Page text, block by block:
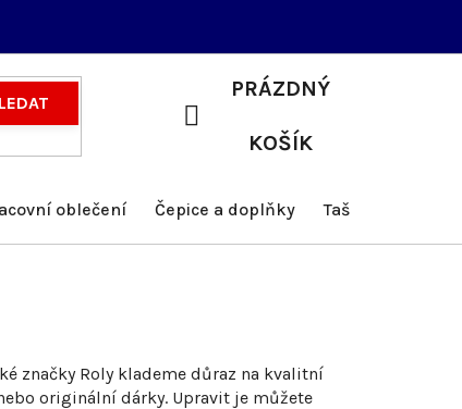
NÁKUPNÍ
PRÁZDNÝ
KOŠÍK
oblečení Čepice a doplňky Tašky a batohy
značky Roly klademe důraz na kvalitní
originální dárky. Upravit je můžete